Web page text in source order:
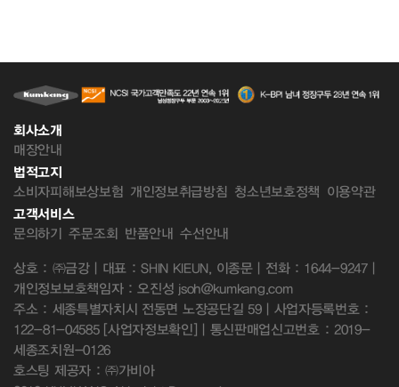
회사소개
매장안내
법적고지
소비자피해보상보험 개인정보취급방침 청소년보호정책 이용약관
고객서비스
문의하기 주문조회 반품안내 수선안내
상호 : ㈜금강 | 대표 : SHIN KIEUN, 이종문 | 전화 : 1644-9247 |
개인정보보호책임자 : 오진성 jsoh@kumkang.com
주소 : 세종특별자치시 전동면 노장공단길 59 | 사업자등록번호 :
122-81-04585 [사업자정보확인] | 통신판매업신고번호 : 2019-
세종조치원-0126
호스팅 제공자 : ㈜가비아